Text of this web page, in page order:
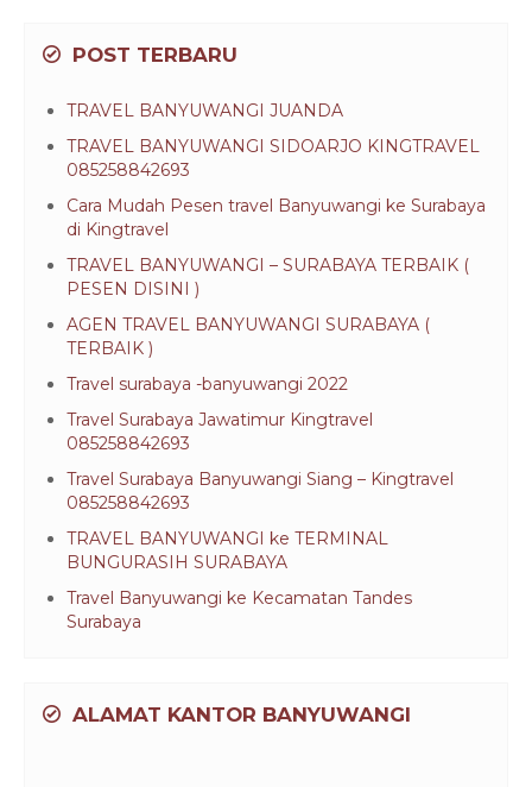
POST TERBARU
TRAVEL BANYUWANGI JUANDA
TRAVEL BANYUWANGI SIDOARJO KINGTRAVEL
085258842693
Cara Mudah Pesen travel Banyuwangi ke Surabaya
di Kingtravel
TRAVEL BANYUWANGI – SURABAYA TERBAIK (
PESEN DISINI )
AGEN TRAVEL BANYUWANGI SURABAYA (
TERBAIK )
Travel surabaya -banyuwangi 2022
Travel Surabaya Jawatimur Kingtravel
085258842693
Travel Surabaya Banyuwangi Siang – Kingtravel
085258842693
TRAVEL BANYUWANGI ke TERMINAL
BUNGURASIH SURABAYA
Travel Banyuwangi ke Kecamatan Tandes
Surabaya
ALAMAT KANTOR BANYUWANGI